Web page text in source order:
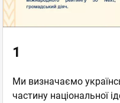
1
Ми визначаємо
частину національної